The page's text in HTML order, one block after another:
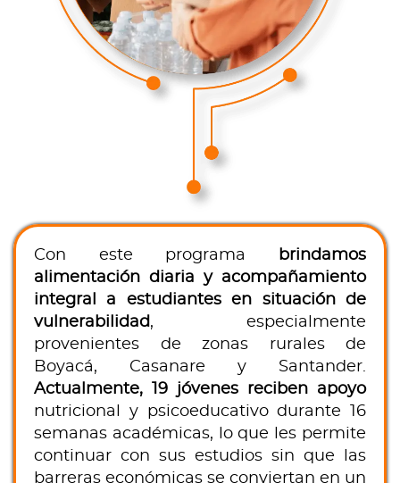
Con este programa
brindamos
alimentación diaria y acompañamiento
integral a estudiantes en situación de
vulnerabilidad, especialmente
provenientes de zonas rurales de
Boyacá, Casanare y Santander.
Actualmente, 19 jóvenes reciben apoyo
nutricional y psicoeducativo durante 16
semanas académicas, lo que les permite
continuar con sus estudios sin que las
barreras económicas se conviertan en un